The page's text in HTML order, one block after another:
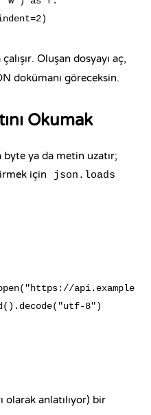
Oluşan dosyayı aç,
dokümanı göreceksin.
Okumak
ya da metin uzatır;
için
json.loads
8")
olarak anlatılıyor) bir